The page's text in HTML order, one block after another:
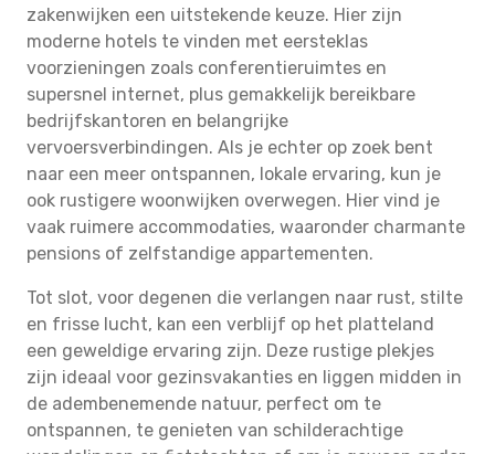
zakenwijken een uitstekende keuze. Hier zijn
moderne hotels te vinden met eersteklas
voorzieningen zoals conferentieruimtes en
supersnel internet, plus gemakkelijk bereikbare
bedrijfskantoren en belangrijke
vervoersverbindingen. Als je echter op zoek bent
naar een meer ontspannen, lokale ervaring, kun je
ook rustigere woonwijken overwegen. Hier vind je
vaak ruimere accommodaties, waaronder charmante
pensions of zelfstandige appartementen.
Tot slot, voor degenen die verlangen naar rust, stilte
en frisse lucht, kan een verblijf op het platteland
een geweldige ervaring zijn. Deze rustige plekjes
zijn ideaal voor gezinsvakanties en liggen midden in
de adembenemende natuur, perfect om te
ontspannen, te genieten van schilderachtige